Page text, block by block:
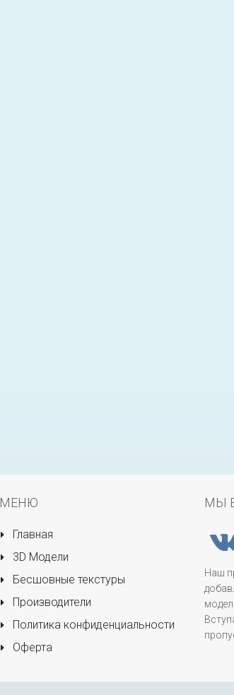
МЕНЮ
Главная
3D Модели
Бесшовные текстуры
Производители
Политика конфиденциальности
Оферта
МЫ
Наш